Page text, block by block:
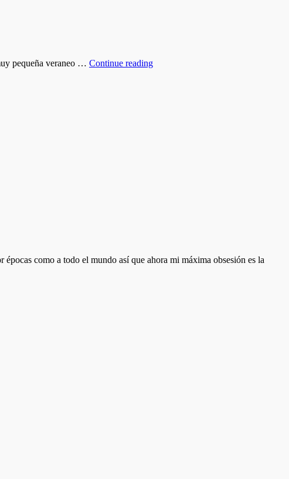
pequeña veraneo … Continue reading
como a todo el mundo así que ahora mi máxima obsesión es la